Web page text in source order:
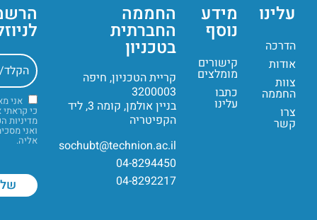
עלינו
הדרכה
אודות
צוות
החממה
צרו
קשר
מידע
נוסף
קישורים
מומלצים
כתבו
עלינו
החממה
החברתית
בטכניון
קריית הטכניון, חיפה
3200003
בניין אולמן, קומה 3, ליד
הקפיטריה
sochubt@technion.ac.il
04-8294450
04-8292217
אני
כי
מדיניות
ואני
אליה.